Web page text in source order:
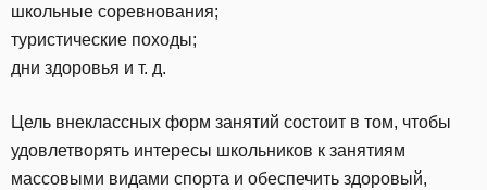
школьные соревнования;
туристические походы;
дни здоровья и т. д.
Цель внеклассных форм занятий состоит в том, чтобы
удовлетворять интересы школьников к занятиям
массовыми видами спорта и обеспечить здоровый,